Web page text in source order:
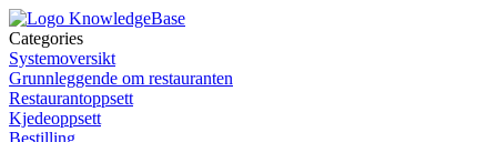
Categories
Systemoversikt
Grunnleggende om restauranten
Restaurantoppsett
Kjedeoppsett
Bestilling